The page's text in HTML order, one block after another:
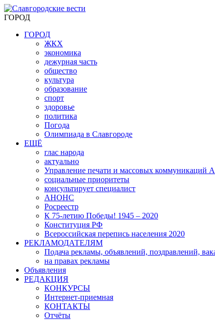
ГОРОД
ГОРОД
ЖКХ
экономика
дежурная часть
общество
культура
образование
спорт
здоровье
политика
Погода
Олимпиада в Славгороде
ЕЩЁ
глас народа
актуально
Управление печати и массовых коммуникаций
социальные приоритеты
консультирует специалист
АНОНС
Росреестр
К 75-летию Победы! 1945 – 2020
Конституция РФ
Всероссийская перепись населения 2020
РЕКЛАМОДАТЕЛЯМ
Подача рекламы, объявлений, поздравлений,
на правах рекламы
Объявления
РЕДАКЦИЯ
КОНКУРСЫ
Интернет-приемная
КОНТАКТЫ
Отчёты